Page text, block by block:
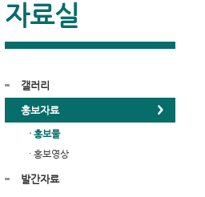
자료실
갤러리
홍보자료
· 홍보물
· 홍보영상
발간자료